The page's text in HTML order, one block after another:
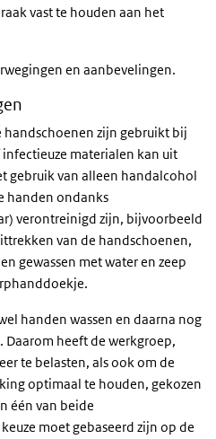
vast te houden aan het
en aanbevelingen.
zijn gebruikt bij
materialen kan uit
gebruik van alleen handalcohol
handen ondanks
verontreinigd zijn, bijvoorbeeld
van de handschoenen,
gewassen met water en zeep
handen wassen en daarna nog
heeft de werkgroep,
te belasten, als ook om de
optimaal te houden, gekozen
één van beide
moet gebaseerd zijn op de